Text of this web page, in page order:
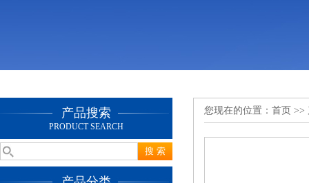
产品搜索
PRODUCT SEARCH
您现在的位置： 首页 >>